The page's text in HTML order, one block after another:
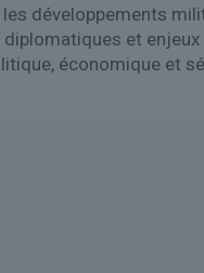
développements
et
économique et